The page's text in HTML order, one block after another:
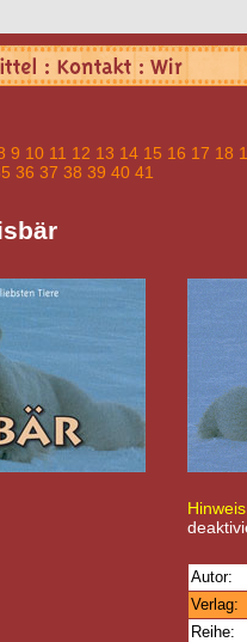
9 10 11 12 13 14 15 16 17 18
36 37 38 39 40 41
Hinweis
Autor:
Verlag:
Reihe: